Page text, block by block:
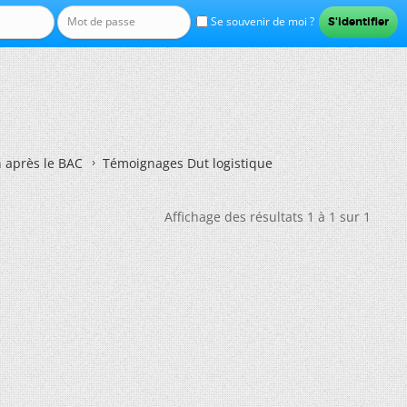
Se souvenir de moi ?
le BAC Témoignages Dut logistique
Affichage des résultats 1 à 1 sur 1